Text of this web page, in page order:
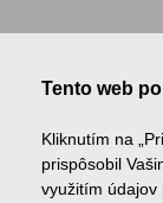
Tento web
Kliknutím na
prispôsobil
využitím údajov